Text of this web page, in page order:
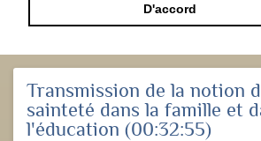
D'accord
Transmission de la notion
sainteté dans la famille et
l'éducation (00:32:55)